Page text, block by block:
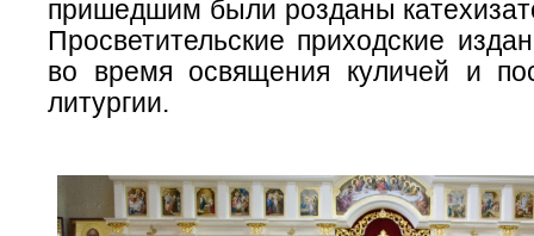
пришедшим были розданы
Просветительские приходские
во время освящения куличей и
литургии.